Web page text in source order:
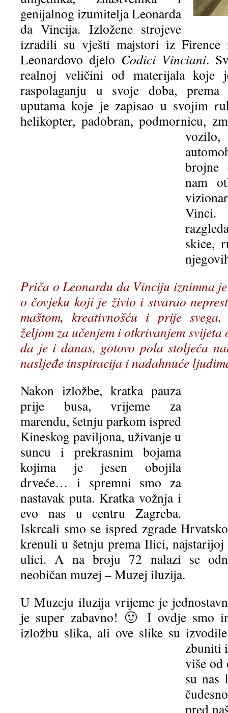
genijalnog izumitelja Leonarda
da Vincija. Izložene strojeve
izradili su vješti majstori iz Firence
Leonardovo djelo Codici Vinciani.
realnoj veličini od materijala koje
raspolaganju u svoje doba,
uputama koje je zapisao u svojim
helikopter, padobran, podmornicu,
brojne
nam
skice,
Priča o Leonardu da Vinciju iznimna
o čovjeku koji je živio i stvarao
maštom, kreativnošću i prije svega,
željom za učenjem i otkrivanjem svijeta
da je i danas, gotovo pola stoljeća
nasljeđe inspiracija i nadahnuće
Nakon izložbe, kratka pauza
prije busa, vrijeme za
marendu, šetnju parkom ispred
Kineskog paviljona, uživanje u
suncu i prekrasnim bojama
kojima je jesen obojila
drveće… i spremni smo za
nastavak puta. Kratka vožnja i
evo nas u centru Zagreba.
Iskrcali smo se ispred zgrade
krenuli u šetnju prema Ilici, najstarijoj
ulici. A na broju 72 nalazi se
neobičan muzej – Muzej iluzija.
U Muzeju iluzija vrijeme je
je super zabavno! 🙂 I ovdje smo
izložbu slika, ali ove slike su
zbuniti
više
su nas
pred